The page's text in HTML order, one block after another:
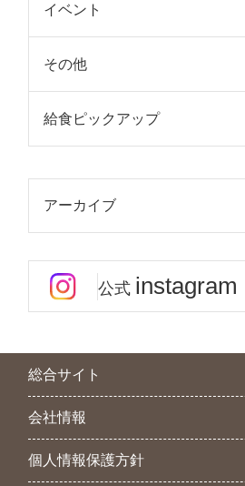
イベント
その他
給食ピックアップ
アーカイブ
公式 instagram
総合サイト
会社情報
個人情報保護方針